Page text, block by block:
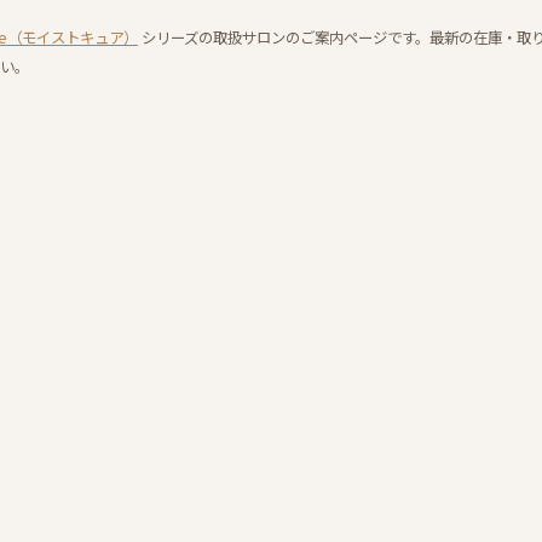
モイストキュア）
シリーズの取扱サロンのご案内ページです。最新の在庫・取
。